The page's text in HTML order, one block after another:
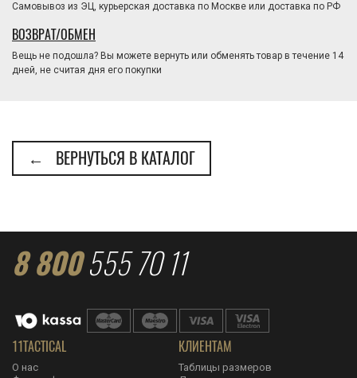
Самовывоз из ЭЦ, курьерская доставка по Москве или доставка по РФ
ВОЗВРАТ/ОБМЕН
Вещь не подошла? Вы можете вернуть или обменять товар в течение 14
дней, не считая дня его покупки
← ВЕРНУТЬСЯ В КАТАЛОГ
8 800555 70 11
11TACTICAL
О нас
КЛИЕНТАМ
Таблицы размеров